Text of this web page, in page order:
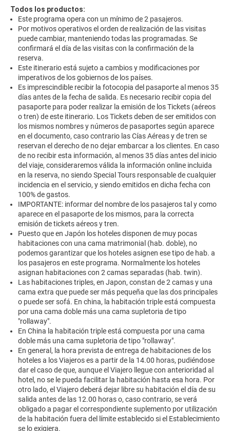
Todos los productos:
Este programa opera con un mínimo de 2 pasajeros.
Por motivos operativos el orden de realización de las visitas
puede cambiar, manteniendo todas las programadas. Se
confirmará el día de las visitas con la confirmación de la
reserva.
Este itinerario está sujeto a cambios y modificaciones por
imperativos de los gobiernos de los países.
Es imprescindible recibir la fotocopia del pasaporte al menos 35
días antes de la fecha de salida. Es necesario recibir copia del
pasaporte para poder realizar la emisión de los Tickets (aéreos
o tren) de este itinerario. Los Tickets deben de ser emitidos con
los mismos nombres y números de pasaportes según aparece
en el documento, caso contrario las Cías Aéreas y de tren se
reservan el derecho de no dejar embarcar a los clientes. En caso
de no recibir esta información, al menos 35 días antes del inicio
del viaje, consideraremos válida la información online incluida
en la reserva, no siendo Special Tours responsable de cualquier
incidencia en el servicio, y siendo emitidos en dicha fecha con
100% de gastos.
IMPORTANTE: informar del nombre de los pasajeros tal y como
aparece en el pasaporte de los mismos, para la correcta
emisión de tickets aéreos y tren.
Puesto que en Japón los hoteles disponen de muy pocas
habitaciones con una cama matrimonial (hab. doble), no
podemos garantizar que los hoteles asignen ese tipo de hab. a
los pasajeros en este programa. Normalmente los hoteles
asignan habitaciones con 2 camas separadas (hab. twin).
Las habitaciones triples, en Japon, constan de 2 camas y una
cama extra que puede ser más pequeña que las dos principales
o puede ser sofá. En china, la habitación triple está compuesta
por una cama doble más una cama supletoria de tipo
"rollaway".
En China la habitación triple está compuesta por una cama
doble más una cama supletoria de tipo "rollaway".
En general, la hora prevista de entrega de habitaciones de los
hoteles a los Viajeros es a partir de la 14.00 horas, pudiéndose
dar el caso de que, aunque el Viajero llegue con anterioridad al
hotel, no se le pueda facilitar la habitación hasta esa hora. Por
otro lado, el Viajero deberá dejar libre su habitación el día de su
salida antes de las 12.00 horas o, caso contrario, se verá
obligado a pagar el correspondiente suplemento por utilización
de la habitación fuera del límite establecido si el Establecimiento
se lo exigiera.